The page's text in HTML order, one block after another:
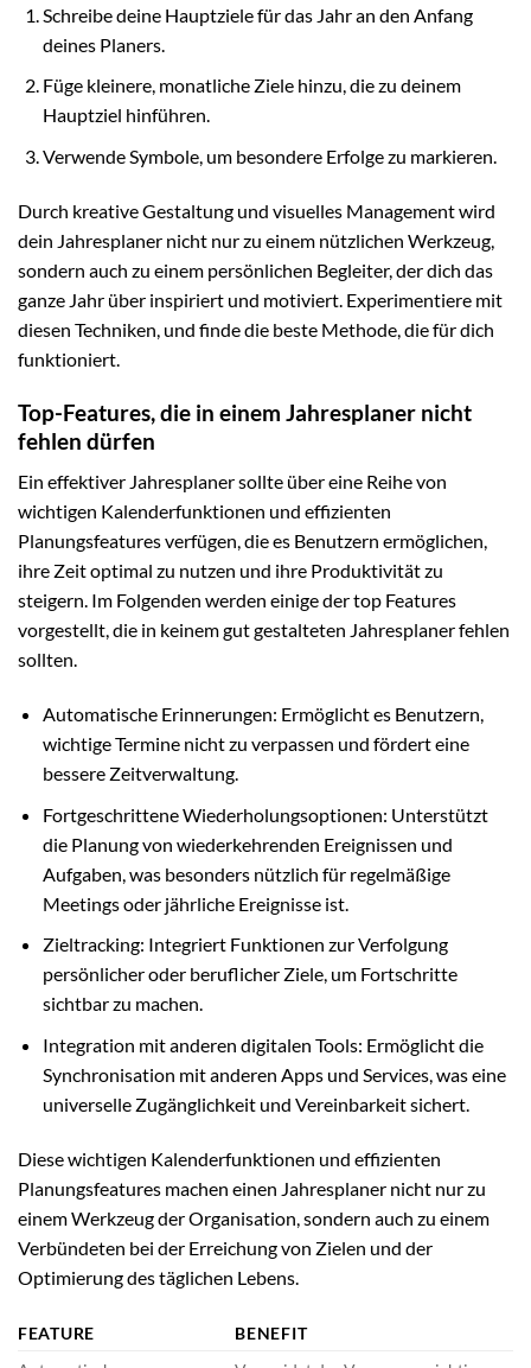
Schreibe deine Hauptziele für das Jahr an den Anfang
deines Planers.
Füge kleinere, monatliche Ziele hinzu, die zu deinem
Hauptziel hinführen.
Verwende Symbole, um besondere Erfolge zu markieren.
Durch kreative Gestaltung und visuelles Management wird
dein Jahresplaner nicht nur zu einem nützlichen Werkzeug,
sondern auch zu einem persönlichen Begleiter, der dich das
ganze Jahr über inspiriert und motiviert. Experimentiere mit
diesen Techniken, und finde die beste Methode, die für dich
funktioniert.
Top-Features, die in einem Jahresplaner nicht
fehlen dürfen
Ein effektiver Jahresplaner sollte über eine Reihe von
wichtigen Kalenderfunktionen und effizienten
Planungsfeatures verfügen, die es Benutzern ermöglichen,
ihre Zeit optimal zu nutzen und ihre Produktivität zu
steigern. Im Folgenden werden einige der top Features
vorgestellt, die in keinem gut gestalteten Jahresplaner fehlen
sollten.
Automatische Erinnerungen: Ermöglicht es Benutzern,
wichtige Termine nicht zu verpassen und fördert eine
bessere Zeitverwaltung.
Fortgeschrittene Wiederholungsoptionen: Unterstützt
die Planung von wiederkehrenden Ereignissen und
Aufgaben, was besonders nützlich für regelmäßige
Meetings oder jährliche Ereignisse ist.
Zieltracking: Integriert Funktionen zur Verfolgung
persönlicher oder beruflicher Ziele, um Fortschritte
sichtbar zu machen.
Integration mit anderen digitalen Tools: Ermöglicht die
Synchronisation mit anderen Apps und Services, was eine
universelle Zugänglichkeit und Vereinbarkeit sichert.
Diese wichtigen Kalenderfunktionen und effizienten
Planungsfeatures machen einen Jahresplaner nicht nur zu
einem Werkzeug der Organisation, sondern auch zu einem
Verbündeten bei der Erreichung von Zielen und der
Optimierung des täglichen Lebens.
FEATURE
BENEFIT